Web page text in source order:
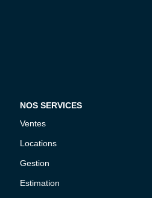
NOS SERVICES
Ventes
Locations
Gestion
Estimation